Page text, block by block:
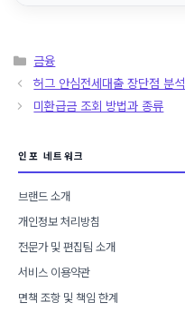
카
테
리
금융
허그 안심전세대출 장단점 분석
미환급금 조회 방법과 종류
인포 네트워크
브랜드 소개
개인정보 처리방침
전문가 및 편집팀 소개
서비스 이용약관
면책 조항 및 책임 한계